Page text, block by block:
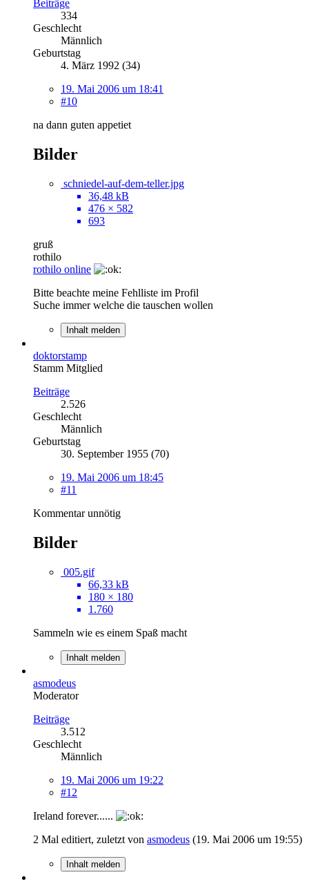
Beiträge
334
Geschlecht
Männlich
Geburtstag
4. März 1992 (34)
19. Mai 2006 um 18:41
#10
na dann guten appetiet
Bilder
schniedel-auf-dem-teller.jpg
36,48 kB
476 × 582
693
gruß
rothilo
rothilo online
Bitte beachte meine Fehlliste im Profil
Suche immer welche die tauschen wollen
Inhalt melden
doktorstamp
Stamm Mitglied
Beiträge
2.526
Geschlecht
Männlich
Geburtstag
30. September 1955 (70)
19. Mai 2006 um 18:45
#11
Kommentar unnötig
Bilder
005.gif
66,33 kB
180 × 180
1.760
Sammeln wie es einem Spaß macht
Inhalt melden
asmodeus
Moderator
Beiträge
3.512
Geschlecht
Männlich
19. Mai 2006 um 19:22
#12
Ireland forever......
2 Mal editiert, zuletzt von asmodeus (19. Mai 2006 um 19:55)
Inhalt melden